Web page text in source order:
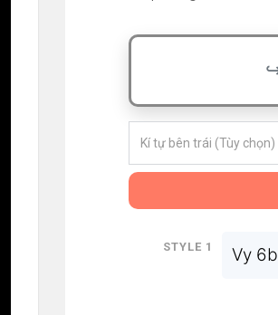
Style 1 Vy 6b